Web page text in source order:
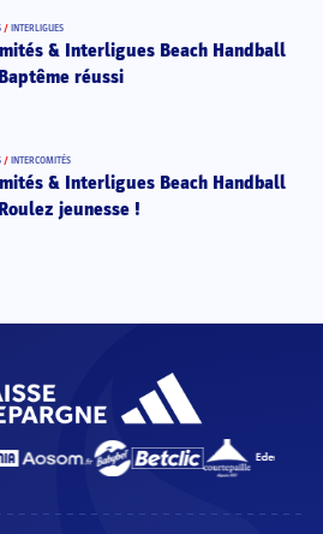
/ INTERLIGUES
& Interligues Beach Handball
réussi
/ INTERCOMITÉS
& Interligues Beach Handball
jeunesse !